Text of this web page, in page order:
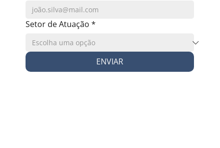
Setor de Atuação *
ENVIAR